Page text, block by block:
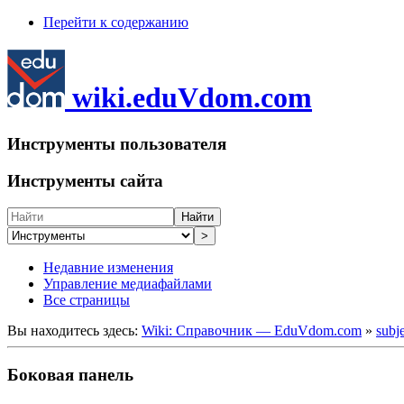
Перейти к содержанию
wiki.eduVdom.com
Инструменты пользователя
Инструменты сайта
Найти
>
Недавние изменения
Управление медиафайлами
Все страницы
Вы находитесь здесь: Wiki: Справочник — EduVdom.com »
Боковая панель